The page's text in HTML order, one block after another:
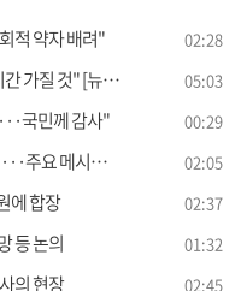
적 약자 배려" 02:28
것" [뉴스의 맥] 05:03
국민께 감사" 00:29
요 메시지는? 02:05
에 합장 02:37
등 논의 01:32
의 현장 02:45